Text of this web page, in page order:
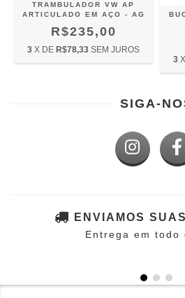
TRAMBULADOR VW AP
ARTICULADO EM AÇO - AG
R$235,00
3 X DE R$78,33 SEM JUROS
3
SIGA-
ENVIAMOS
Entrega em todo